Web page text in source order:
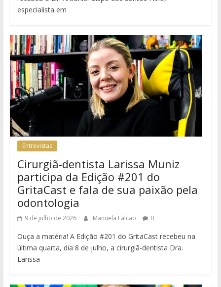
especialista em
Entrevistas
Cirurgiã-dentista Larissa Muniz
participa da Edição #201 do
GritaCast e fala de sua paixão pela
odontologia
9 de julho de 2026 Manuela Falcão 0
Ouça a matéria! A Edição #201 do GritaCast recebeu na
última quarta, dia 8 de julho, a cirurgiã-dentista Dra.
Larissa